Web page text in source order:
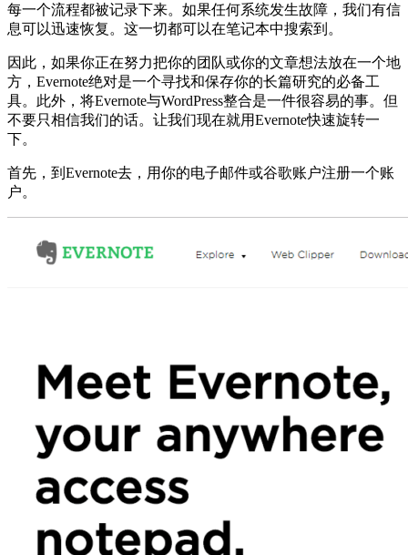
每一个流程都被记录下来。如果任何系统发生故障，我们有信
息可以迅速恢复。这一切都可以在笔记本中搜索到。
因此，如果你正在努力把你的团队或你的文章想法放在一个地
方，Evernote绝对是一个寻找和保存你的长篇研究的必备工
具。此外，将Evernote与WordPress整合是一件很容易的事。但
不要只相信我们的话。让我们现在就用Evernote快速旋转一
下。
首先，到Evernote去，用你的电子邮件或谷歌账户注册一个账
户。